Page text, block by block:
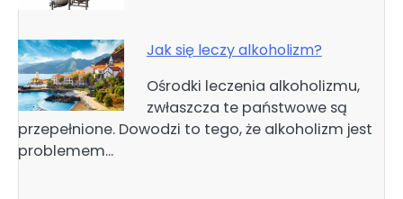
Jak się leczy alkoholizm?
Ośrodki leczenia alkoholizmu,
zwłaszcza te państwowe są
przepełnione. Dowodzi to tego, że alkoholizm jest
problemem…